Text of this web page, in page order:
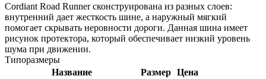
Cordiant Road Runner сконструирована из разных слоев:
внутренний дает жесткость шине, а наружный мягкий
помогает скрывать неровности дороги. Данная шина имеет
рисунок протектора, который обеспечивает низкий уровень
шума при движении.
Типоразмеры
Название
Размер Цена